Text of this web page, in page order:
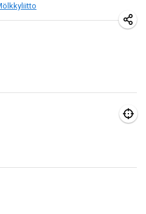
Dubâtonvaigeois